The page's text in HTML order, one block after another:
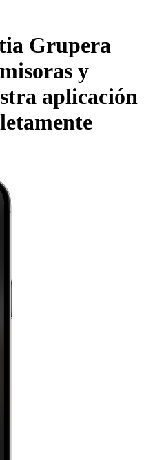
Grupera
y
aplicación